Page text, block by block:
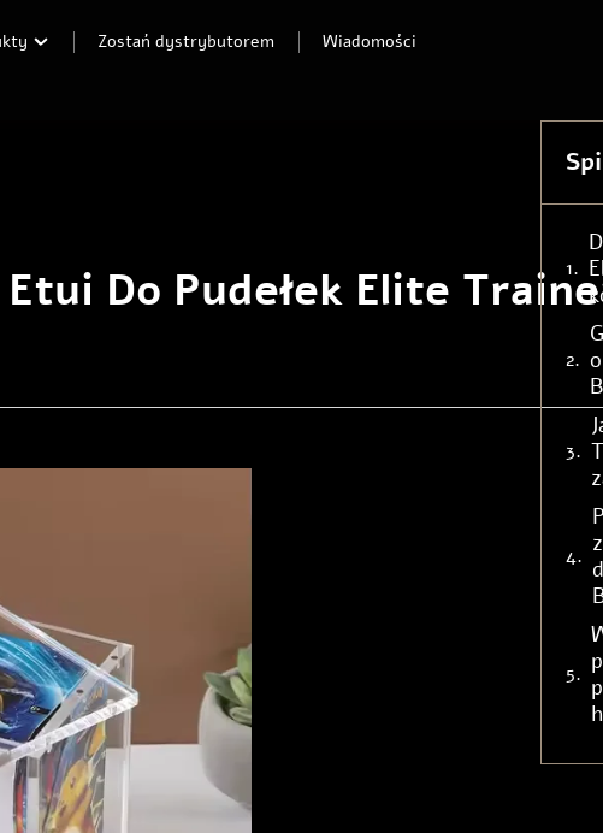
Zostań dystrybutorem
Wiadomości
Do Pudełek Elite